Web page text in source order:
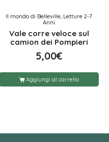
Il mondo di Belleville, Letture 2-7
Anni
Vale corre veloce sul
camion dei Pompieri
5,00€
Aggiungi al carrello